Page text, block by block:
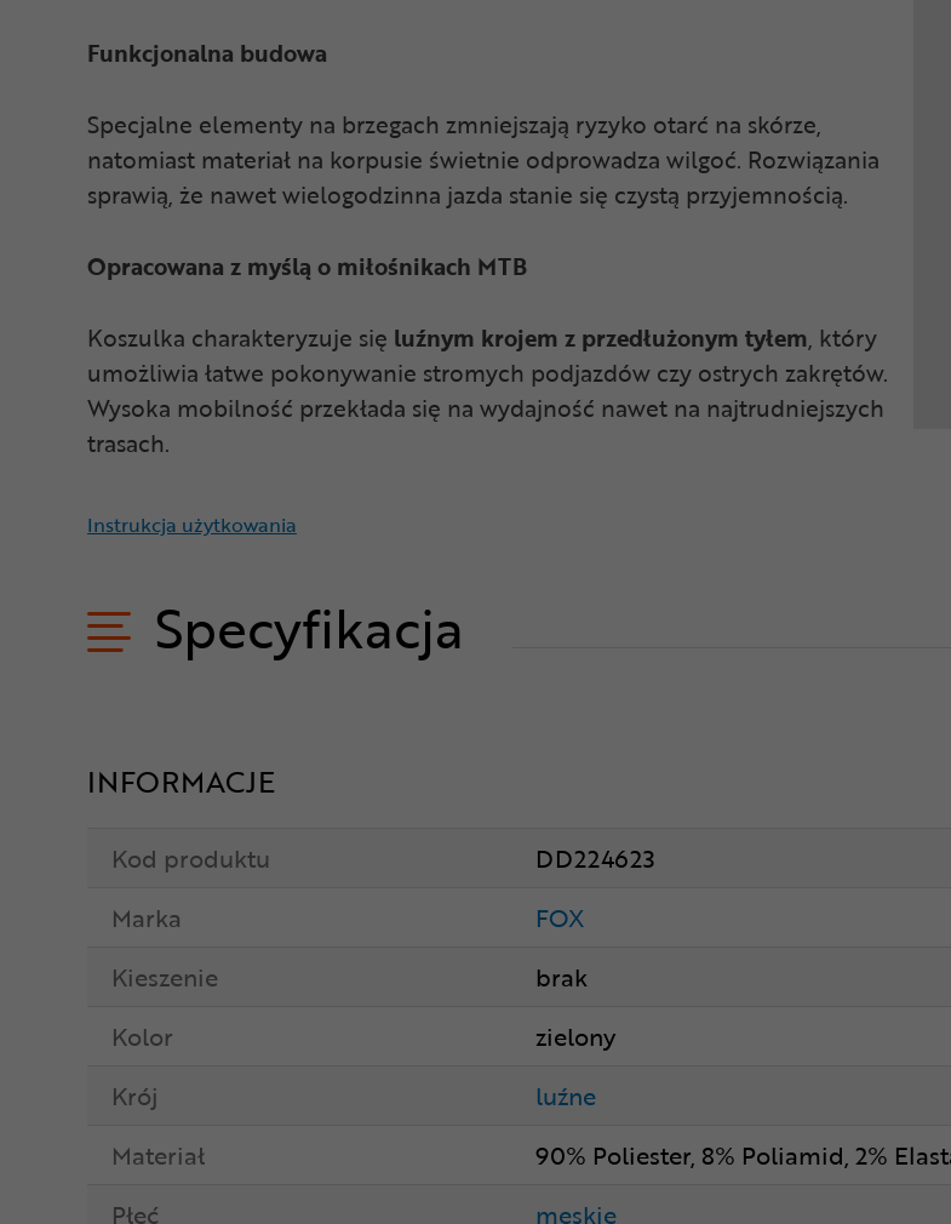
Funkcjonalna budowa
Specjalne elementy na brzegach zmniejszają ryzyko otarć na skórze,
natomiast materiał na korpusie świetnie odprowadza wilgoć. Rozwiązania
sprawią, że nawet wielogodzinna jazda stanie się czystą przyjemnością.
Opracowana z myślą o miłośnikach MTB
Koszulka charakteryzuje się luźnym krojem z przedłużonym tyłem, który
umożliwia łatwe pokonywanie stromych podjazdów czy ostrych zakrętów.
Wysoka mobilność przekłada się na wydajność nawet na najtrudniejszych
trasach.
Instrukcja użytkowania
Specyfikacja
INFORMACJE
Kod produktu
DD224623
Marka
FOX
Kieszenie
brak
Kolor
zielony
Krój
luźne
Materiał
90% Poliester, 8% Poliamid, 2%
Płeć
męskie